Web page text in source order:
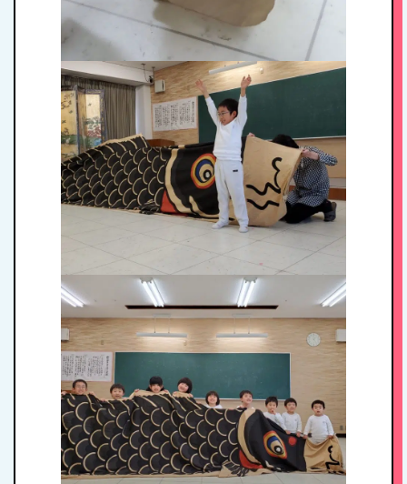
HOME
私たちの思い・教
育方針